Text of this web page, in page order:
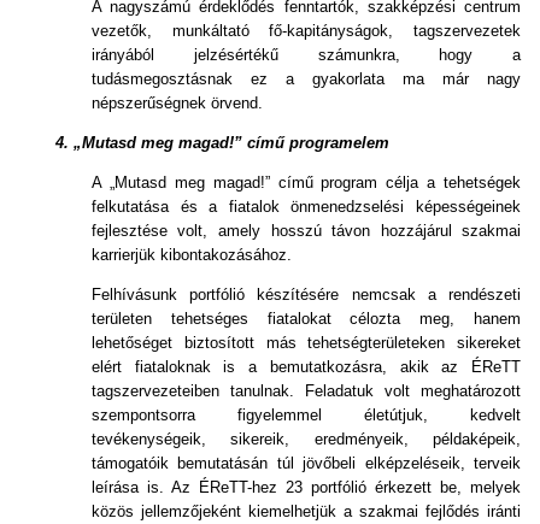
A nagyszámú érdeklődés fenntartók, szakképzési centrum
vezetők, munkáltató fő-kapitányságok, tagszervezetek
irányából jelzésértékű számunkra, hogy a
tudásmegosztásnak ez a gyakorlata ma már nagy
népszerűségnek örvend.
4. „Mutasd meg magad!” című programelem
A „Mutasd meg magad!” című program célja a tehetségek
felkutatása és a fiatalok önmenedzselési képességeinek
fejlesztése volt, amely hosszú távon hozzájárul szakmai
karrierjük kibontakozásához.
Felhívásunk portfólió készítésére nemcsak a rendészeti
területen tehetséges fiatalokat célozta meg, hanem
lehetőséget biztosított más tehetségterületeken sikereket
elért fiataloknak is a bemutatkozásra, akik az ÉReTT
tagszervezeteiben tanulnak. Feladatuk volt meghatározott
szempontsorra figyelemmel életútjuk, kedvelt
tevékenységeik, sikereik, eredményeik, példaképeik,
támogatóik bemutatásán túl jövőbeli elképzeléseik, terveik
leírása is. Az ÉReTT-hez 23 portfólió érkezett be, melyek
közös jellemzőjeként kiemelhetjük a szakmai fejlődés iránti